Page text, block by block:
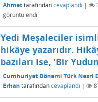
Ahmet tarafından cevaplandı |
görüntülendi
Yedi Meşaleciler
hikâye yazarıdır.
bazıları ise, 'Bir
Cumhuriyet Dönemi Türk Nesri
Erhan tarafından cevaplandı |